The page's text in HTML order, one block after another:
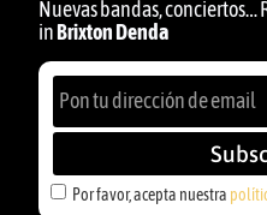
Nuevas bandas, conciertos…
in Brixton Denda
Por favor, acepta nuestra